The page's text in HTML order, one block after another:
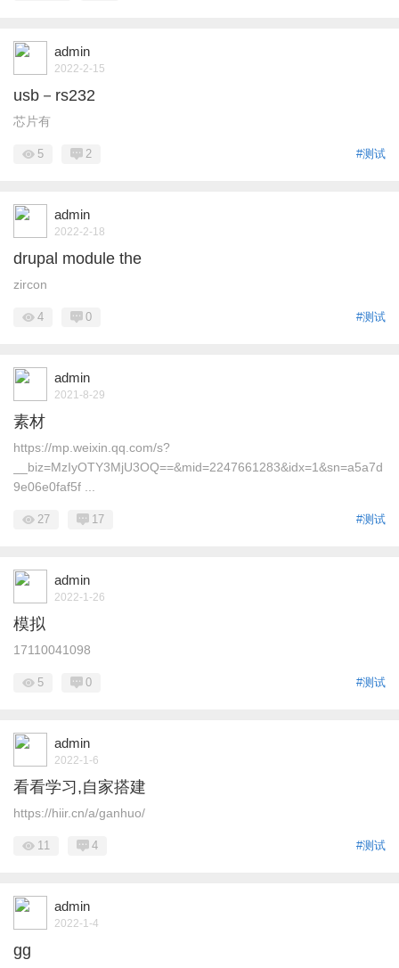
admin
2022-2-15
usb－rs232
芯片有
#测试
5 2
admin
2022-2-18
drupal module the
zircon
#测试
4 0
admin
2021-8-29
素材
https://mp.weixin.qq.com/s?
__biz=MzIyOTY3MjU3OQ==&mid=2247661283&idx=1&sn=a5a7d
9e06e0faf5f ...
#测试
27 17
admin
2022-1-26
模拟
17110041098
#测试
5 0
admin
2022-1-6
看看学习,自家搭建
https://hiir.cn/a/ganhuo/
#测试
11 4
admin
2022-1-4
gg